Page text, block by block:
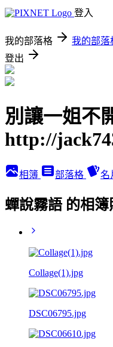
登入
我的部落格 我的部落
登出
別讓一姐不
http://
相簿 部落格 名
蟬說霧語 的相簿
Collage(1).jpg
DSC06795.jpg